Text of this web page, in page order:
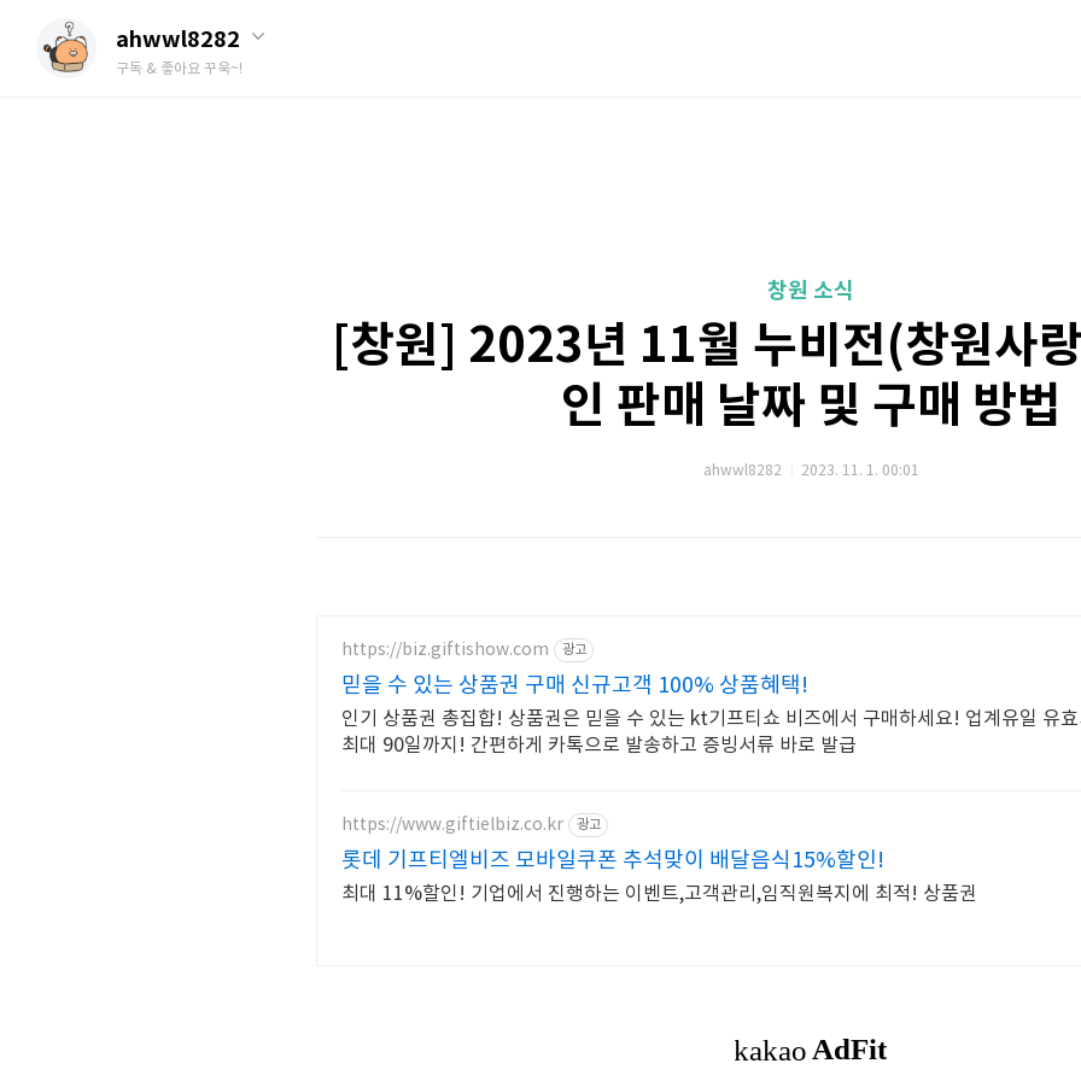
ahwwl8282
구독 & 좋아요 꾸욱~!
창원 소식
[창원] 2023년 11월 누비전(창원사
인 판매 날짜 및 구매 방법
ahwwl8282 2023. 11. 1. 00:01
https://biz.giftishow.com 광고
믿을 수 있는 상품권 구매 신규고객 100% 상품혜택!
인기 상품권 총집합! 상품권은 믿을 수 있는 kt기프티쇼 비즈에서 구매하세요! 업계유일 유
최대 90일까지! 간편하게 카톡으로 발송하고 증빙서류 바로 발급
https://www.giftielbiz.co.kr 광고
롯데 기프티엘비즈 모바일쿠폰 추석맞이 배달음식15%할인!
최대 11%할인! 기업에서 진행하는 이벤트,고객관리,임직원복지에 최적! 상품권